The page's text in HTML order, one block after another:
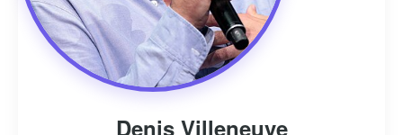
Denis Villeneuve